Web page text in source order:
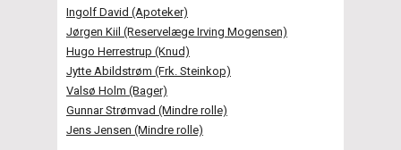
Ingolf David (Apoteker)
Jørgen Kiil (Reservelæge Irving Mogensen)
Hugo Herrestrup (Knud)
Jytte Abildstrøm (Frk. Steinkop)
Valsø Holm (Bager)
Gunnar Strømvad (Mindre rolle)
Jens Jensen (Mindre rolle)